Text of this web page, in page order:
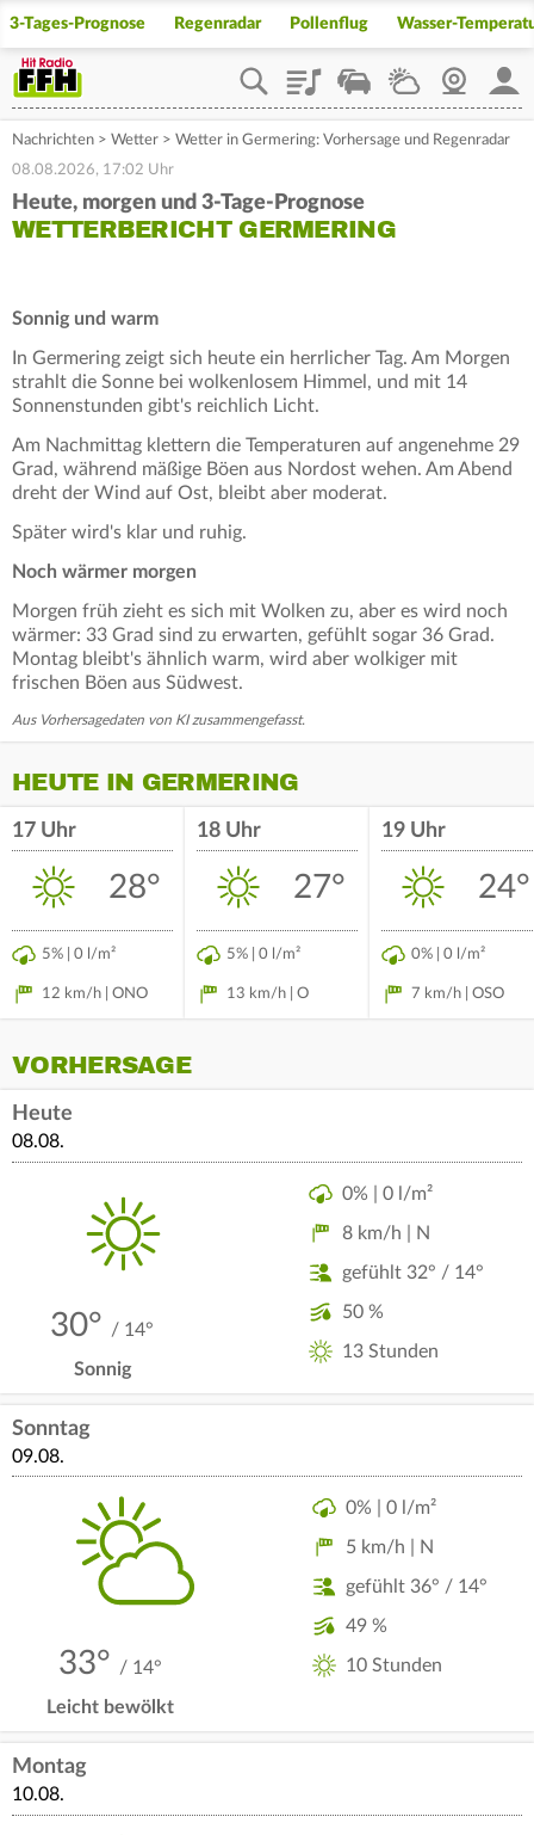
3-Tages-Prognose Regenradar Pollenflug Wasser-
PlaylistStaupilotWetterWebcam
Nachrichten > Wetter > Wetter in Germering: Vorhersage und Regenradar
08.08.2026, 17:02 Uhr
Heute, morgen und 3-Tage-Prognose
WETTERBERICHT GERMERING
Sonnig und warm
In Germering zeigt sich heute ein herrlicher Tag. Am Morgen
strahlt die Sonne bei wolkenlosem Himmel, und mit 14
Sonnenstunden gibt's reichlich Licht.
Am Nachmittag klettern die Temperaturen auf angenehme 29
Grad, während mäßige Böen aus Nordost wehen. Am Abend
dreht der Wind auf Ost, bleibt aber moderat.
Später wird's klar und ruhig.
Noch wärmer morgen
Morgen früh zieht es sich mit Wolken zu, aber es wird noch
wärmer: 33 Grad sind zu erwarten, gefühlt sogar 36 Grad.
Montag bleibt's ähnlich warm, wird aber wolkiger mit
frischen Böen aus Südwest.
Aus Vorhersagedaten von KI zusammengefasst.
HEUTE IN GERMERING
17 Uhr
28°
5% | 0 l/m²
12 km/h | ONO
18 Uhr
27°
5% | 0 l/m²
13 km/h | O
19 Uhr
24°
0% | 0 l/m²
7 km/h | OSO
VORHERSAGE
Heute
08.08.
30° / 14°
Sonnig
0% | 0 l/m²
8 km/h | N
gefühlt 32° / 14°
50 %
13 Stunden
Sonntag
09.08.
33° / 14°
Leicht bewölkt
0% | 0 l/m²
5 km/h | N
gefühlt 36° / 14°
49 %
10 Stunden
Montag
10.08.